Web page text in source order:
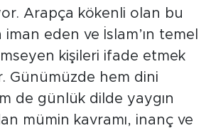
Arapça kökenli olan bu
iman eden ve İslam’ın temel
kişileri ifade etmek
Günümüzde hem dini
de günlük dilde yaygın
mümin kavramı, inanç ve